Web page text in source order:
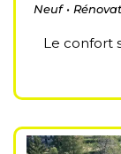
Neuf •
Le confort